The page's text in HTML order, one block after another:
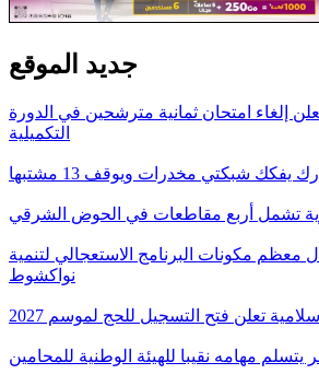
جديد الموقع
إلغاء امتحان ثمانية مترشحين في الدورة
التكميلية
يفكك شبكتي مخدرات ويوقف 13 مشتبها
تشمل أربع مقاطعات في الحوض الشرقي
معظم مكونات البرنامج الاستعجالي لتنمية
نواكشوط
تعلن فتح التسجيل للحج لموسم 2027
يتسلم مهامه نقيبا للهيئة الوطنية للمحامين